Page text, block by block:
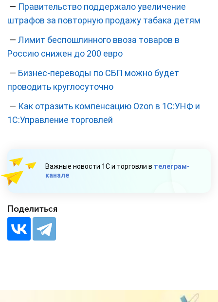
— Правительство поддержало увеличение
штрафов за повторную продажу табака детям
— Лимит беспошлинного ввоза товаров в
Россию снижен до 200 евро
— Бизнес-переводы по СБП можно будет
проводить круглосуточно
— Как отразить компенсацию Ozon в 1С:УНФ и
1С:Управление торговлей
Важные новости 1С и торговли в телеграм-
канале
Поделиться